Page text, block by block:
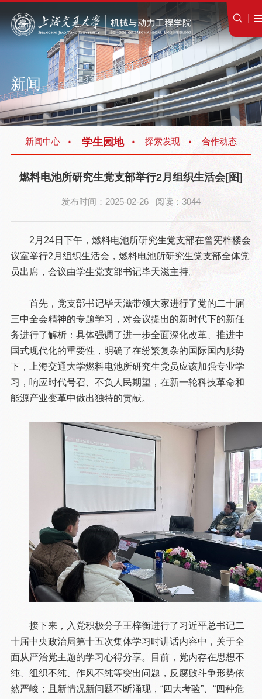
新闻
新闻中心 学生园地 探索发现 合作动态
燃料电池所研究生党支部举行2月组织生活会[图]
发布时间：2025-02-26 阅读：3044
2月24日下午，燃料电池所研究生党支部在曾宪梓楼会
议室举行2月组织生活会，燃料电池所研究生党支部全体党
员出席，会议由学生党支部书记毕天滋主持。
首先，党支部书记毕天滋带领大家进行了党的二十届
三中全会精神的专题学习，对会议提出的新时代下的新任
务进行了解析：具体强调了进一步全面深化改革、推进中
国式现代化的重要性，明确了在纷繁复杂的国际国内形势
下，上海交通大学燃料电池所研究生党员应该加强专业学
习，响应时代号召、不负人民期望，在新一轮科技革命和
能源产业变革中做出独特的贡献。
接下来，入党积极分子王梓衡进行了习近平总书记二
十届中央政治局第十五次集体学习时讲话内容中，关于全
面从严治党主题的学习心得分享。目前，党内存在思想不
纯、组织不纯、作风不纯等突出问题，反腐败斗争形势依
然严峻；且新情况新问题不断涌现，“四大考验”、“四种危